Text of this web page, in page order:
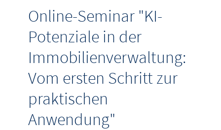
Online-Seminar "KI-
Potenziale in der
Immobilienverwaltung:
Vom ersten Schritt zur
praktischen
Anwendung"